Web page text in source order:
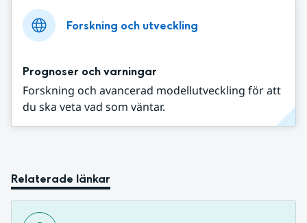
Forskning och utveckling
Prognoser och varningar
Forskning och avancerad modellutveckling för att
du ska veta vad som väntar.
Relaterade länkar